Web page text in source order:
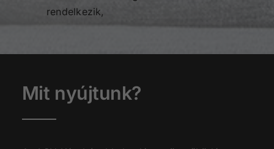
rendelkezik,
Mit nyújtunk?